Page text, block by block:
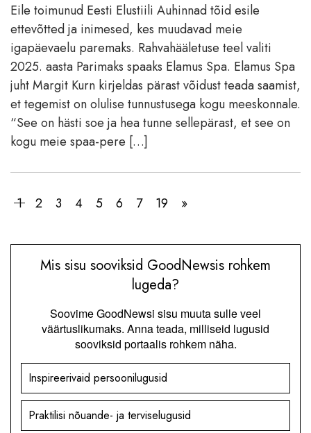
Eile toimunud Eesti Elustiili Auhinnad tõid esile
ettevõtted ja inimesed, kes muudavad meie
igapäevaelu paremaks. Rahvahääletuse teel valiti
2025. aasta Parimaks spaaks Elamus Spa. Elamus Spa
juht Margit Kurn kirjeldas pärast võidust teada saamist,
et tegemist on olulise tunnustusega kogu meeskonnale.
“See on hästi soe ja hea tunne sellepärast, et see on
kogu meie spaa-pere […]
1 2 3 4 5 6 7 19 »
Mis sisu sooviksid GoodNewsis rohkem
lugeda?
Soovime GoodNewsi sisu muuta sulle veel
väärtuslikumaks. Anna teada, milliseid lugusid
sooviksid portaalis rohkem näha.
Inspireerivaid persoonilugusid
Praktilisi nõuande- ja terviselugusid